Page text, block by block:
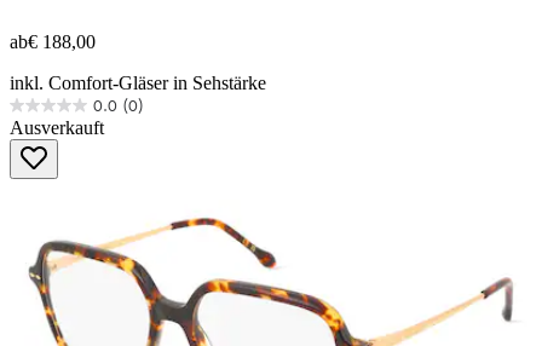
ab€ 188,00
inkl. Comfort-Gläser in Sehstärke
0.0 (0)
0.0
von
Sternen.
Ausverkauft